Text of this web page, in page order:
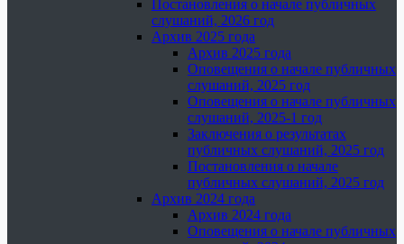
Постановления о начале публичных
слушаний, 2026 год
Архив 2025 года
Архив 2025 года
Оповещения о начале публичных
слушаний, 2025 год
Оповещения о начале публичных
слушаний, 2025-1 год
Заключения о результатах
публичных слушаний, 2025 год
Постановления о начале
публичных слушаний, 2025 год
Архив 2024 года
Архив 2024 года
Оповещения о начале публичных